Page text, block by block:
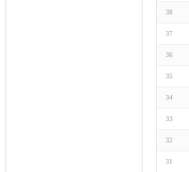
38
37
36
35
34
33
32
31